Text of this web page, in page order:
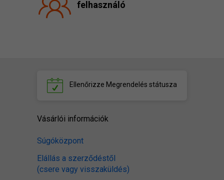
felhasználó
Ellenőrizze Megrendelés státusza
Vásárlói információk
Súgóközpont
Elállás a szerződéstől
(csere vagy visszaküldés)